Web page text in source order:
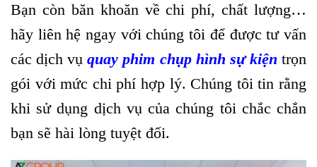
Bạn còn băn khoăn về chi phí, chất lượng…
hãy liên hệ ngay với chúng tôi để được tư vấn
các dịch vụquay phim chụp hình sự kiện trọn
gói với mức chi phí hợp lý. Chúng tôi tin rằng
khi sử dụng dịch vụ của chúng tôi chắc chắn
bạn sẽ hài lòng tuyệt đối.